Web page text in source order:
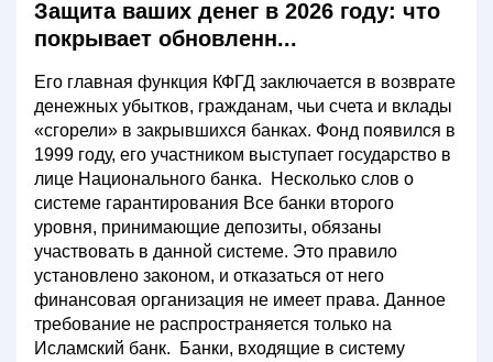
Защита ваших денег в 2026 году: что
покрывает обновленн...
Его главная функция КФГД заключается в возврате
денежных убытков, гражданам, чьи счета и вклады
«сгорели» в закрывшихся банках. Фонд появился в
1999 году, его участником выступает государство в
лице Национального банка. Несколько слов о
системе гарантирования Все банки второго
уровня, принимающие депозиты, обязаны
участвовать в данной системе. Это правило
установлено законом, и отказаться от него
финансовая организация не имеет права. Данное
требование не распространяется только на
Исламский банк. Банки, входящие в систему